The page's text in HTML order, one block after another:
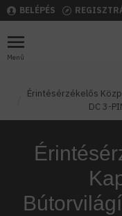
BELÉPÉS
Érintésérzékelős
DC 3-